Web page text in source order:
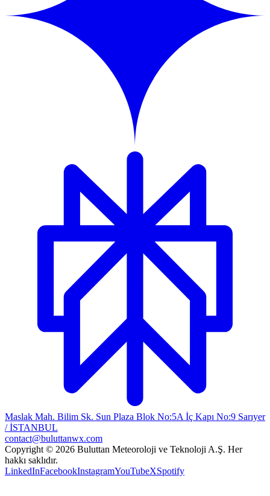
Maslak Mah. Bilim Sk. Sun Plaza Blok No:5A İç Kapı No:9 Sarıyer
/ İSTANBUL
contact@buluttanwx.com
Copyright © 2026 Buluttan Meteoroloji ve Teknoloji A.Ş. Her
hakkı saklıdır.
LinkedInFacebookInstagramYouTubeXSpotify